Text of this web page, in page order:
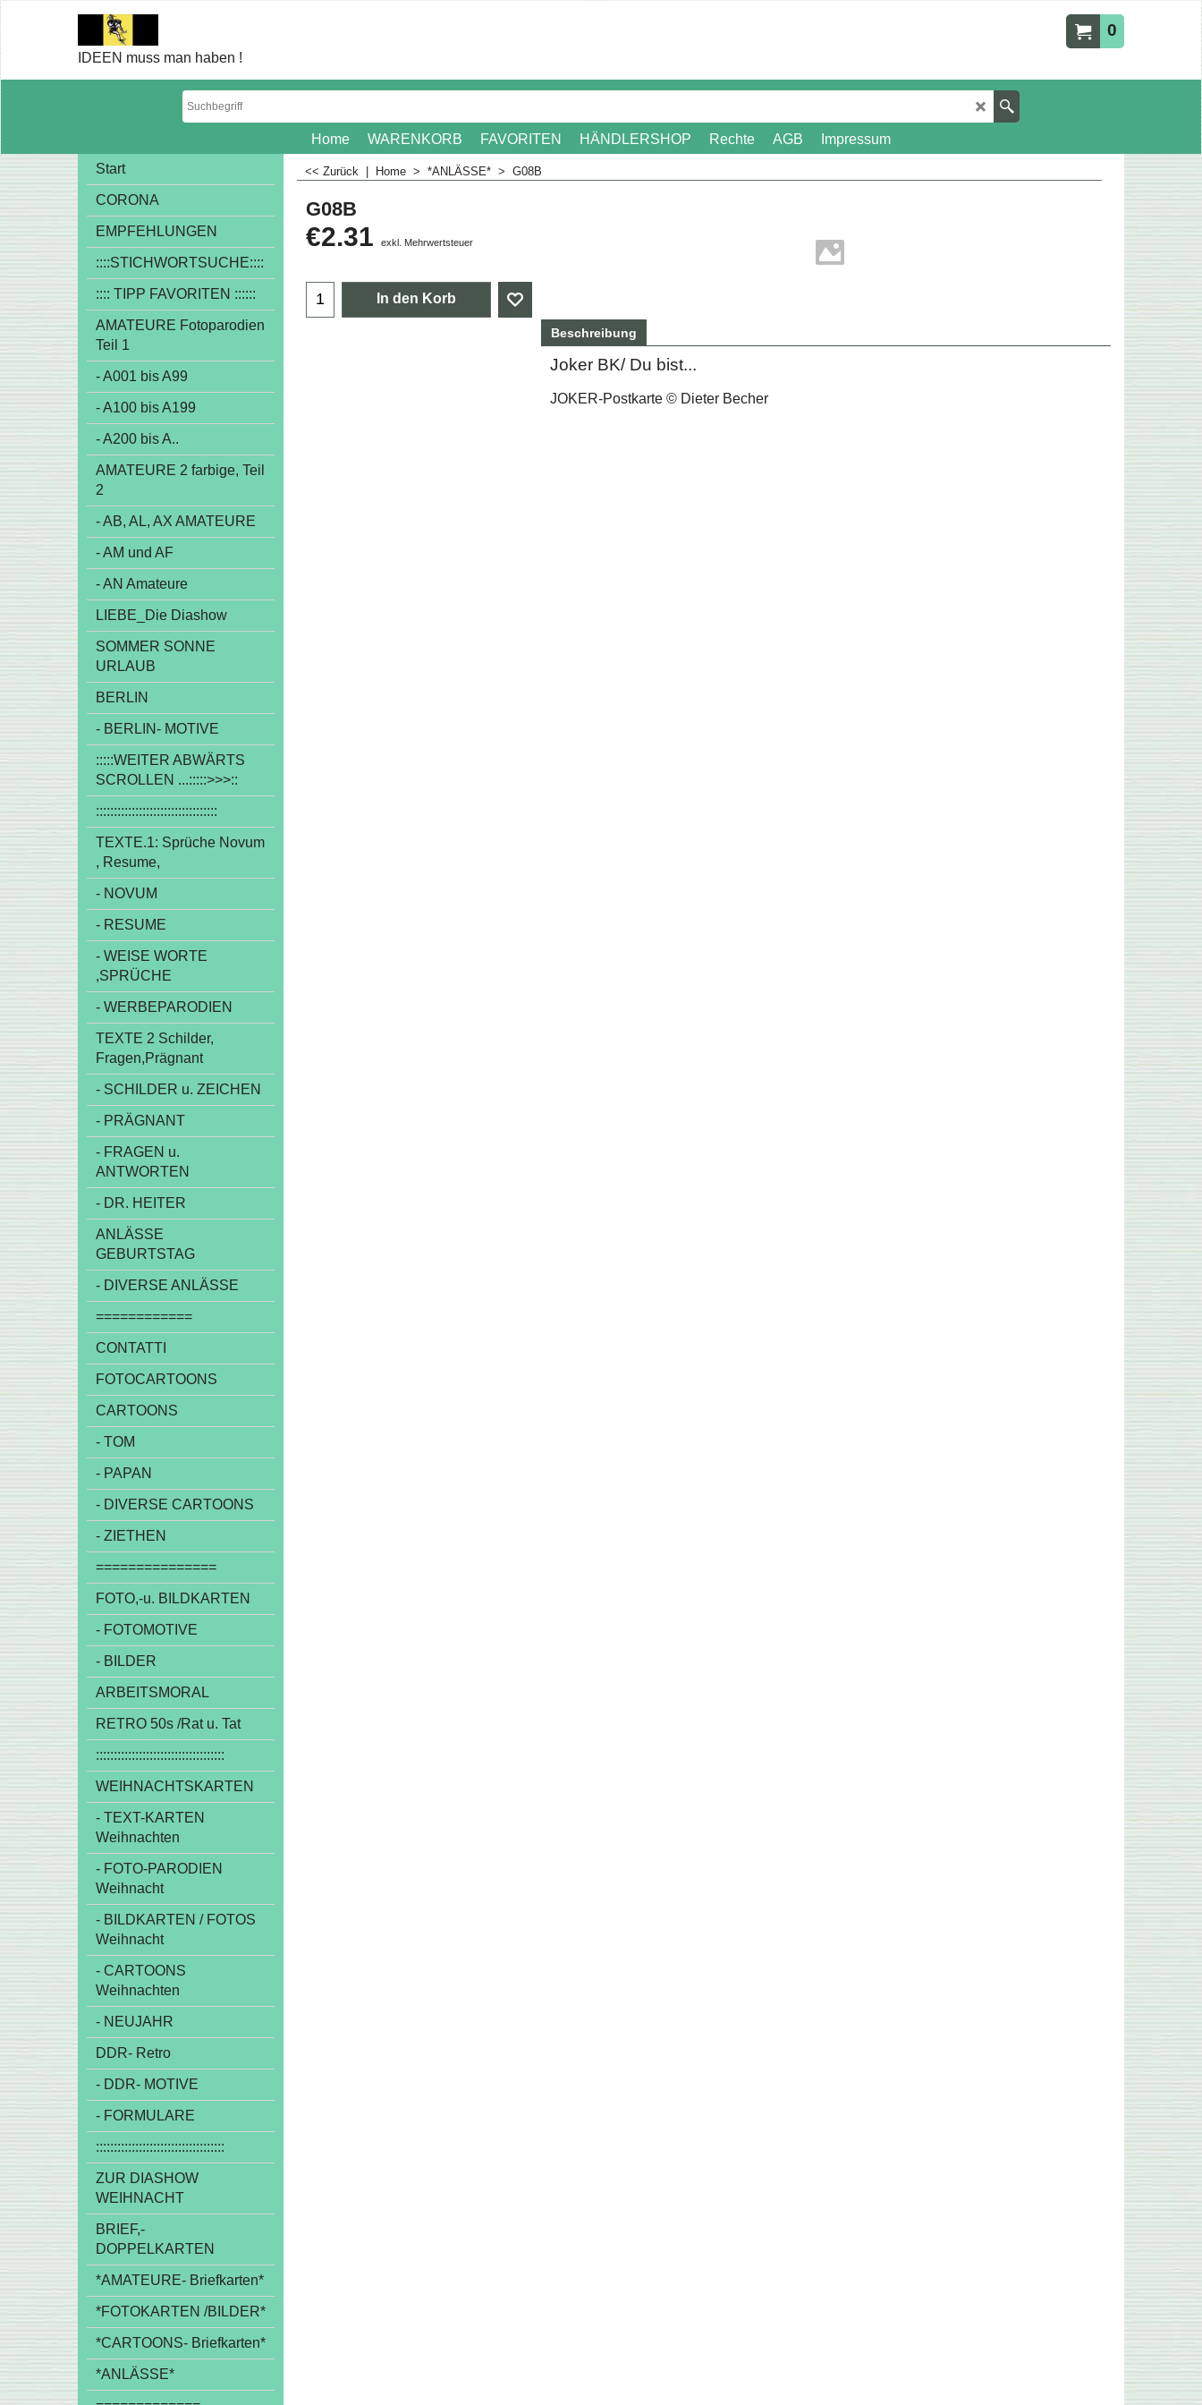
0
IDEEN muss man haben !
Home WARENKORB FAVORITEN HÄNDLERSHOP Rechte AGB
Impressum
Start
CORONA
EMPFEHLUNGEN
::::STICHWORTSUCHE::::
:::: TIPP FAVORITEN ::::::
AMATEURE Fotoparodien
Teil 1
- A001 bis A99
- A100 bis A199
- A200 bis A..
AMATEURE 2 farbige, Teil
2
- AB, AL, AX AMATEURE
- AM und AF
- AN Amateure
LIEBE_Die Diashow
SOMMER SONNE
URLAUB
BERLIN
- BERLIN- MOTIVE
:::::WEITER ABWÄRTS
SCROLLEN ...:::::>>>::
::::::::::::::::::::::::::::::::::
TEXTE.1: Sprüche Novum
, Resume,
- NOVUM
- RESUME
- WEISE WORTE
,SPRÜCHE
- WERBEPARODIEN
TEXTE 2 Schilder,
Fragen,Prägnant
- SCHILDER u. ZEICHEN
- PRÄGNANT
- FRAGEN u.
ANTWORTEN
- DR. HEITER
ANLÄSSE
GEBURTSTAG
- DIVERSE ANLÄSSE
============
CONTATTI
FOTOCARTOONS
CARTOONS
- TOM
- PAPAN
- DIVERSE CARTOONS
- ZIETHEN
===============
FOTO,-u. BILDKARTEN
- FOTOMOTIVE
- BILDER
ARBEITSMORAL
RETRO 50s /Rat u. Tat
::::::::::::::::::::::::::::::::::::
WEIHNACHTSKARTEN
- TEXT-KARTEN
Weihnachten
- FOTO-PARODIEN
Weihnacht
- BILDKARTEN / FOTOS
Weihnacht
- CARTOONS
Weihnachten
- NEUJAHR
DDR- Retro
- DDR- MOTIVE
- FORMULARE
::::::::::::::::::::::::::::::::::::
ZUR DIASHOW
WEIHNACHT
BRIEF,-
DOPPELKARTEN
*AMATEURE- Briefkarten*
*FOTOKARTEN /BILDER*
*CARTOONS- Briefkarten*
*ANLÄSSE*
<< Zurück Home > *ANLÄSSE* > G08B
G08B
€2.31 exkl. Mehrwertsteuer
In den Korb
Beschreibung
Joker BK/ Du bist...
JOKER-Postkarte © Dieter Becher